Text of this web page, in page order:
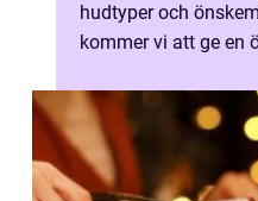
hudtyper och
kommer vi att ge en